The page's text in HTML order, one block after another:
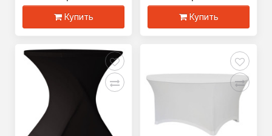
Купить Купить